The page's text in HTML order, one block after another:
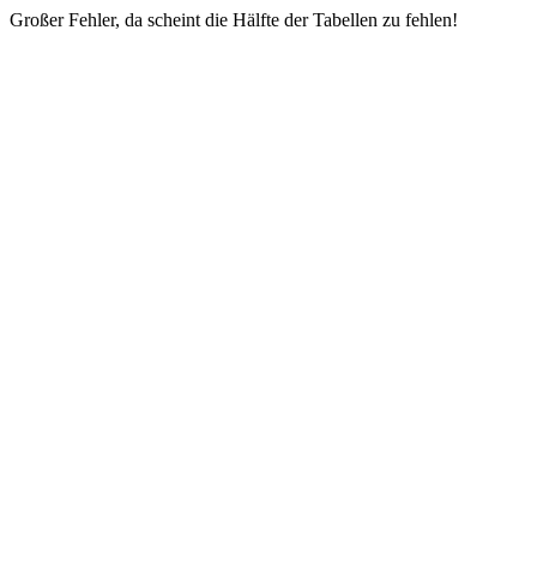
Großer Fehler, da scheint die Hälfte der Tabellen zu fehlen!